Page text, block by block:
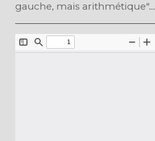
gauche, mais arithmétique"...